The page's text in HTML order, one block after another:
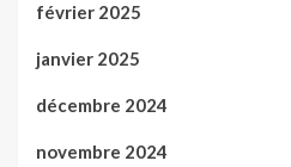
février 2025
janvier 2025
décembre 2024
novembre 2024